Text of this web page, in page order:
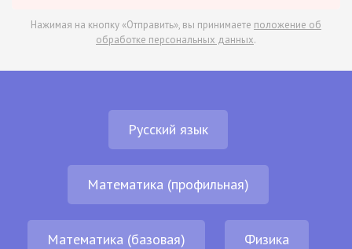
Нажимая на кнопку «Отправить», вы принимаете положение об
обработке персональных данных.
Русский язык
Математика (профильная)
Математика (базовая) Физика